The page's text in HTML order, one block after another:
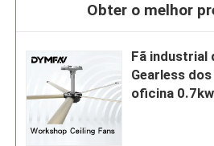
Obter o melhor
Fã industrial
Gearless
oficina